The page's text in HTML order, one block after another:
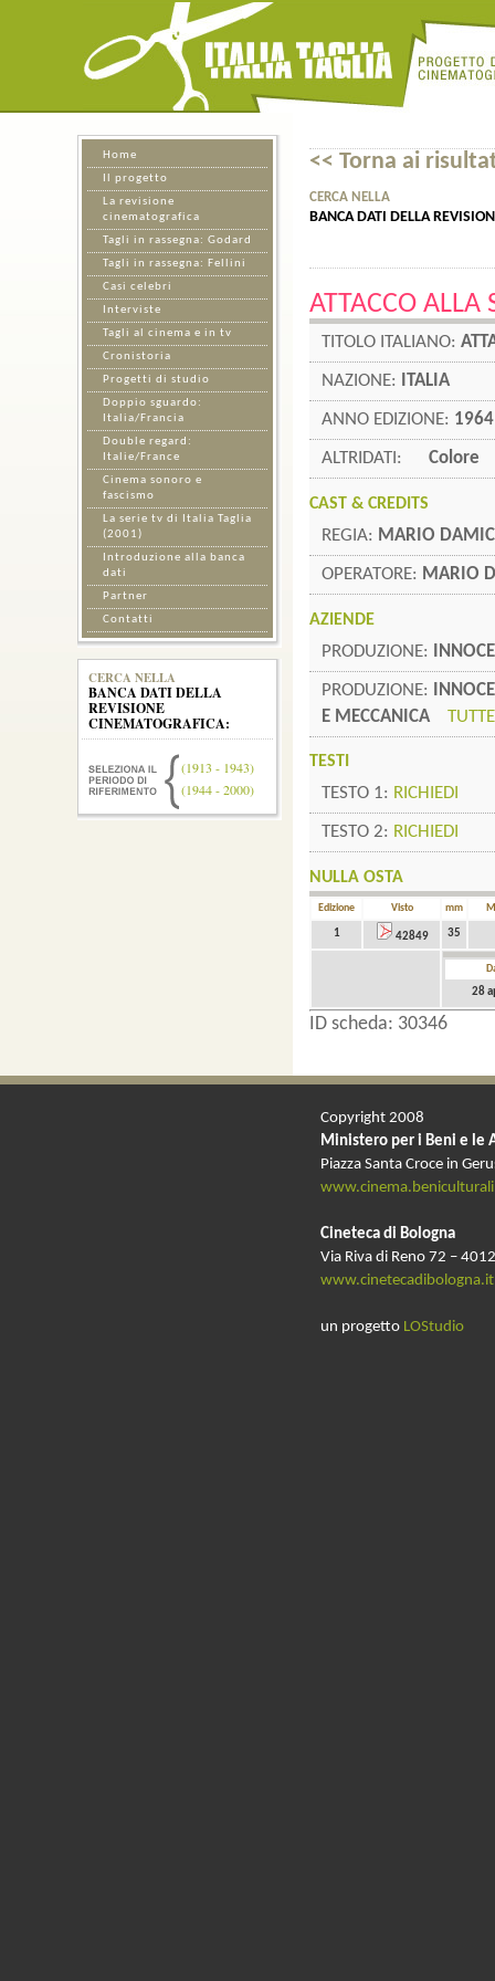
<< Torna ai
CERCA NELLA
BANCA DATI DELLA
ATTACCO ALLA
TITOLO ITALIANO:
NAZIONE: ITALIA
ANNO EDIZIONE: 1964
ALTRIDATI: Colore
CAST & CREDITS
REGIA: MARIO
OPERATORE: MARIO
AZIENDE
PRODUZIONE:
PRODUZIONE:
E MECCANICA
TESTI
TESTO 1: RICHIEDI
TESTO 2: RICHIEDI
NULLA OSTA
Edizione Visto mm
1 42849 35
28
ID scheda: 30346
Home
Il progetto
La revisione
cinematografica
Tagli in rassegna: Godard
Tagli in rassegna: Fellini
Casi celebri
Interviste
Tagli al cinema e in tv
Cronistoria
Progetti di studio
Doppio sguardo:
Italia/Francia
Double regard:
Italie/France
Cinema sonoro e
fascismo
La serie tv di Italia Taglia
(2001)
Introduzione alla banca
dati
Partner
Contatti
CERCA NELLA
BANCA DATI DELLA
REVISIONE
CINEMATOGRAFICA:
(1913 - 1943)
(1944 - 2000)
Copyright 2008
Ministero per i Beni e le
Piazza Santa Croce in
Cineteca di Bologna
Via Riva di Reno 72 –
www.cinetecadibologna.it
un progetto LOStudio